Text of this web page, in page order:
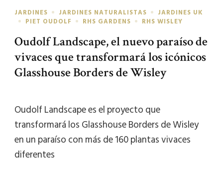
JARDINES JARDINES NATURALISTAS
JARDINES UK
PIET OUDOLF
RHS GARDENS RHS WISLEY
Oudolf Landscape, el nuevo paraíso de
vivaces que transformará los icónicos
Glasshouse Borders de Wisley
Oudolf Landscape es el proyecto que
transformará los Glasshouse Borders de Wisley
en un paraíso con más de 160 plantas vivaces
diferentes